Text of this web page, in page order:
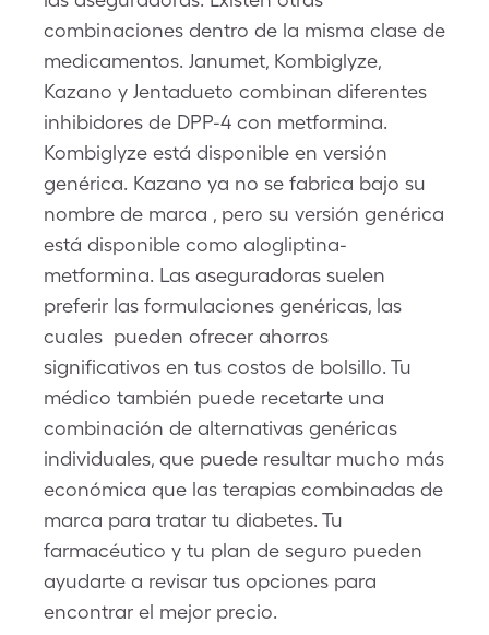
combinaciones dentro de la misma clase de
medicamentos. Janumet, Kombiglyze,
Kazano y Jentadueto combinan diferentes
inhibidores de DPP-4 con metformina.
Kombiglyze está disponible en versión
genérica. Kazano ya no se fabrica bajo su
nombre de marca , pero su versión genérica
está disponible como alogliptina-
metformina. Las aseguradoras suelen
preferir las formulaciones genéricas, las
cuales pueden ofrecer ahorros
significativos en tus costos de bolsillo. Tu
médico también puede recetarte una
combinación de alternativas genéricas
individuales, que puede resultar mucho más
económica que las terapias combinadas de
marca para tratar tu diabetes. Tu
farmacéutico y tu plan de seguro pueden
ayudarte a revisar tus opciones para
encontrar el mejor precio.